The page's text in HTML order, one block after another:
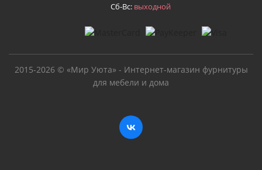
Сб-Вс: выходной
2015-2026 © «Мир Уюта» - Интернет-магазин фурнитуры
для мебели и дома